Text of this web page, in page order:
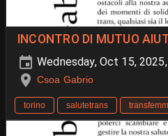
INCONTRO DI MUTUO
Wednesday, Oct 15,
Csoa Gabrio
torino salutetrans